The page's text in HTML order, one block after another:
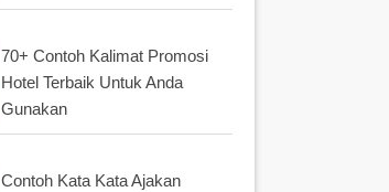
70+ Contoh Kalimat Promosi
Hotel Terbaik Untuk Anda
Gunakan
Contoh Kata Kata Ajakan